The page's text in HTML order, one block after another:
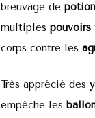
breuvage de
multiples pouvoirs
corps contre les
Très apprécié des
empêche les